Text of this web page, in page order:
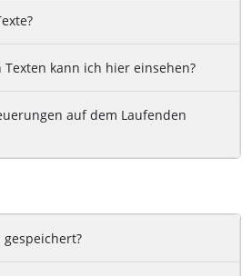
kann ich hier einsehen?
auf dem Laufenden